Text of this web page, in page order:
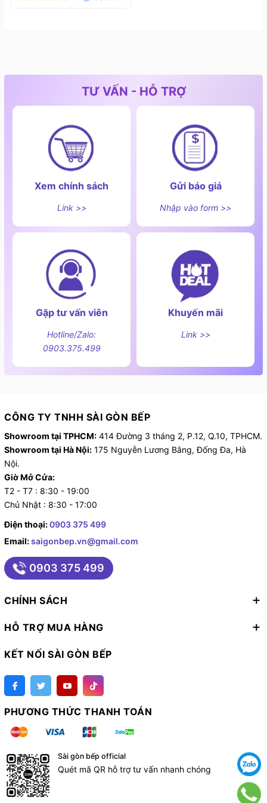
Máy lọc nước tạo ion kiềm Panasonic TK-AS45 hiện
sàng hoàn tiền và đền bù 100 % nếu là hàng không
chính hãng. Đừng chần chờ gì và hãy liên vệ với chúng
lượng nhé.
TƯ VẤN - HỖ TRỢ
Xem chính sách
Link >>
Gửi báo giá
Nhập vào form >>
Gặp tư vấn viên
Hotline/Zalo:
0903.375.499
Khuyến mãi
Link >>
CÔNG TY TNHH SÀI GÒN BẾP
Showroom tại TPHCM: 414 Đường 3 tháng 2, P.12, Q.10, TPHCM.
Showroom tại Hà Nội: 175 Nguyễn Lương Bằng, Đống Đa, Hà
Nội.
Giờ Mở Cửa:
T2 - T7 : 8:30 - 19:00
Chủ Nhật : 8:30 - 17:00
Điện thoại:0903 375 499
Email:saigonbep.vn@gmail.com
0903 375 499
CHÍNH SÁCH
HỖ TRỢ MUA HÀNG
KẾT NỐI SÀI GÒN BẾP
PHƯƠNG THỨC THANH TOÁN
Sài gòn bếp official
Quét mã QR hỗ trợ tư vấn nhanh chóng